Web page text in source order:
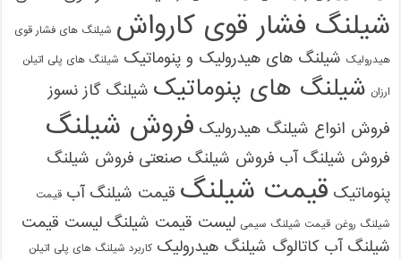
شیلنگ فشار قوی کارواش شیلنگ های فشار قوی
هیدرولیک شیلنگ های هیدرولیک و پنوماتیک شیلنگ های پلی اتیلن
ارزان شیلنگ های پنوماتیک شیلنگ گاز نسوز
فروش انواع شیلنگ هیدرولیک فروش شیلنگ
فروش شیلنگ آب فروش شیلنگ صنعتی فروش شیلنگ
پنوماتیک قیمت شیلنگ قیمت شیلنگ آب قیمت
شیلنگ روغن قیمت شیلنگ سیمی لیست قیمت شیلنگ لیست قیمت
شیلنگ آب کاتالوگ شیلنگ هیدرولیک کاربرد شیلنگ های پلی اتیلن